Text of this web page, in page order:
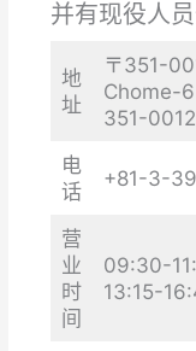
并有现役人
地
址
〒351-
Chome-
351-
电
话
+81-3-
营
业
时
间
09:30-
13:15-